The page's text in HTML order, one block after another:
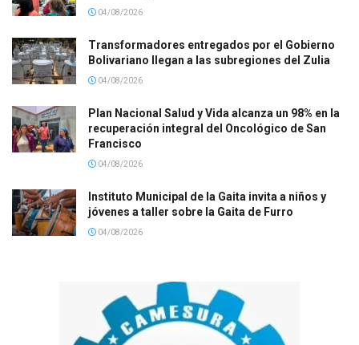
04/08/2026
Transformadores entregados por el Gobierno
Bolivariano llegan a las subregiones del Zulia
04/08/2026
Plan Nacional Salud y Vida alcanza un 98% en la
recuperación integral del Oncológico de San
Francisco
04/08/2026
Instituto Municipal de la Gaita invita a niños y
jóvenes a taller sobre la Gaita de Furro
04/08/2026